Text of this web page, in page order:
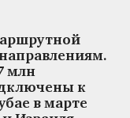
млн
к
в марте